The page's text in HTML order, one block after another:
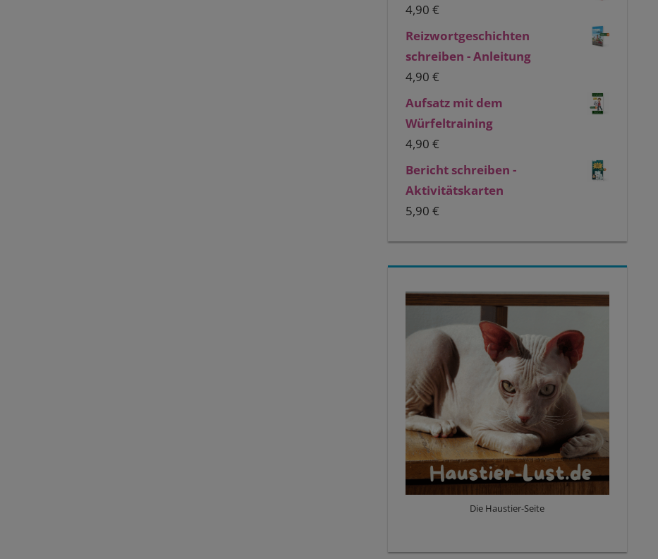
4,90€
Reizwortgeschichten
schreiben - Anleitung
4,90€
Aufsatz mit dem
Würfeltraining
4,90€
Bericht schreiben -
Aktivitätskarten
5,90€
Die Haustier-Seite